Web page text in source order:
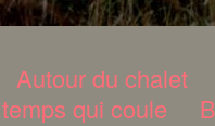
Autour du chalet
qui coule